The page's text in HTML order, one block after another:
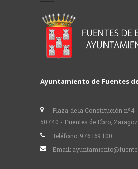
Ayuntamiento de Fuentes
Plaza de la Constitución nº4
50740 - Fuentes de Ebro,
Teléfono: 976 169 100
Email: